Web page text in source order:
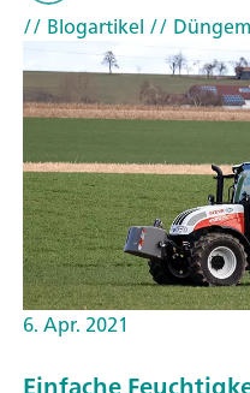
// Blogartikel //
6. Apr. 2021